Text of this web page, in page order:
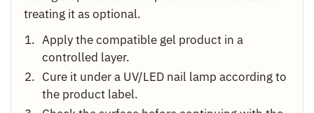
treating it as optional.
Apply the compatible gel product in a
controlled layer.
Cure it under a UV/LED nail lamp according to
the product label.